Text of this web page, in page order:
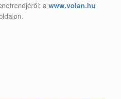
a www.volan.hu